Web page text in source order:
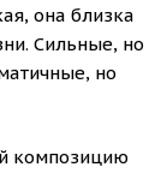
она близка
Сильные, но
но
композицию